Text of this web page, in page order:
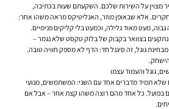
מצוין על השירות שלכם. השקעתם שעות בכתיבה,
אלא שבאופן מוזר, האנליטיקס מראה משהו אחר:
מעט מאוד גלילה, וכמעט בלי קליקים פנימיים.
בצוואר בקבוק של בלוק טקסט שלא נגמר –
מבחינת גוגל, זה סיגנל חד: הדף לא מספק חוויה טובה.
גוגל והעמוד עצמו
שלא תמיד מדברים אחד עם השני: המשתמשים, מנועי
בפועל. כל אחד מהם רוצה משהו קצת אחר – אבל אם